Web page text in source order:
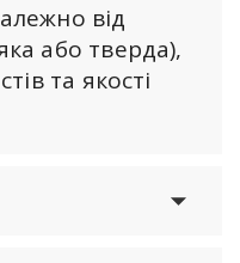
від
або тверда),
та якості